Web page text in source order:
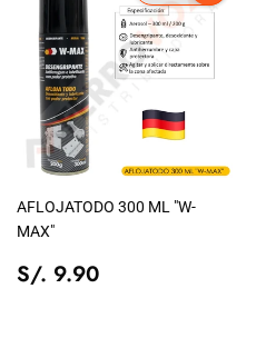
AFLOJATODO 300 ML "W-
MAX"
PRECIO
TIENDA
S/. 9.90